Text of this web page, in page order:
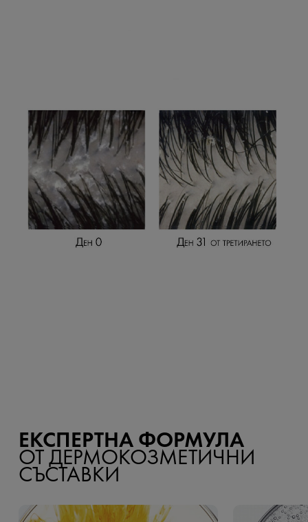
ЕКСПЕРТНА ФОРМУЛА
ОТ ДЕРМОКОЗМЕТИЧНИ
СЪСТАВКИ